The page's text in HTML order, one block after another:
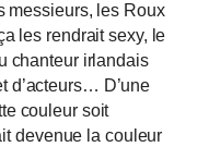
messieurs, les Roux
les rendrait sexy, le
chanteur irlandais
d’acteurs… D’une
couleur soit
devenue la couleur